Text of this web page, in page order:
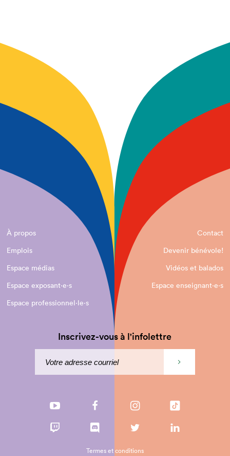
À propos
Contact
Emplois
Devenir bénévole!
Espace médias
Vidéos et balados
Espace exposant·e⋅s
Espace enseignant·e⋅s
Espace professionnel·le⋅s
Inscrivez-vous à l'infolettre
Termes et conditions